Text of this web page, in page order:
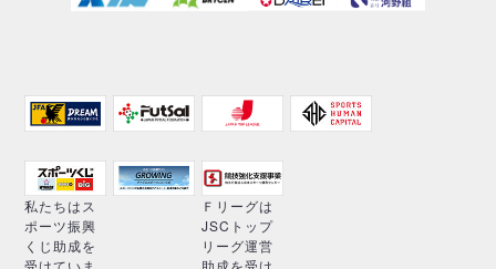
私たちはス
ポーツ振興
くじ助成を
Ｆリーグは
JSCトップ
リーグ運営